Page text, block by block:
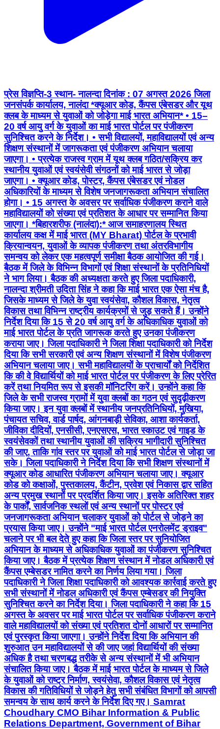
प्रेस विज्ञप्ति-3 स्थान- नालन्दा दिनांक : 07 अगस्त 2026 जिला
जनसंपर्क कार्यालय, नालंदा *क्यूआर कोड, कैंपस एंबेसडर और यूथ
क्लब के माध्यम से युवाओं को जोड़ेगा माई भारत अभियान* • 15–
20 वर्ष आयु वर्ग के युवाओं का माई भारत पोर्टल पर पंजीकरण
सुनिश्चित करने के निर्देश। • ⁠सभी विद्यालयों, महाविद्यालयों एवं अन्य
शिक्षण संस्थानों में जागरूकता एवं पंजीकरण अभियान चलाया
जाएगा। • ⁠प्रत्येक राजस्व ग्राम में यूथ क्लब गठित/सक्रिय कर
स्थानीय युवाओं एवं स्वयंसेवी संगठनों को माई भारत से जोड़ा
जाएगा। • ⁠क्यूआर कोड, पोस्टर, कैंपस एंबेसडर एवं नोडल
अधिकारियों के माध्यम से विशेष जनजागरूकता अभियान संचालित
होगा। • ⁠15 अगस्त के अवसर पर सर्वाधिक पंजीकरण कराने वाले
महाविद्यालयों को संख्या एवं प्रतिशत के आधार पर सम्मानित किया
जाएगा। *बिहारशरीफ (नालंदा):* आज समाहरणालय स्थित
कार्यालय कक्ष में माई भारत (MY Bharat) पोर्टल के प्रभावी
क्रियान्वयन, युवाओं के व्यापक पंजीकरण तथा अंतरविभागीय
समन्वय को लेकर एक महत्वपूर्ण समीक्षा बैठक आयोजित की गई।
बैठक में जिले के विभिन्न विभागों एवं शिक्षा संस्थानों के प्रतिनिधियों
ने भाग लिया। बैठक की अध्यक्षता करते हुए जिला पदाधिकारी,
नालन्दा श्रीमती उदिता सिंह ने कहा कि माई भारत एक ऐसा मंच है,
जिसके माध्यम से जिले के युवा स्वयंसेवा, कौशल विकास, नेतृत्व
विकास तथा विभिन्न राष्ट्रीय कार्यक्रमों से जुड़ सकते हैं। उन्होंने
निर्देश दिया कि 15 से 20 वर्ष आयु वर्ग के अधिकाधिक युवाओं को
माई भारत पोर्टल के प्रति जागरूक करते हुए उनका पंजीकरण
कराया जाए। जिला पदाधिकारी ने जिला शिक्षा पदाधिकारी को निर्देश
दिया कि सभी सरकारी एवं अन्य शिक्षण संस्थानों में विशेष पंजीकरण
अभियान चलाया जाए। सभी महाविद्यालयों के प्राचार्यों को निर्देशित
कि की वे विद्यार्थियों को माई भारत पोर्टल पर पंजीकरण के लिए प्रेरित
करें तथा नियमित रूप से इसकी मॉनिटरिंग करें। उन्होंने कहा कि
जिले के सभी राजस्व ग्रामों में युवा क्लबों का गठन एवं सुदृढ़ीकरण
किया जाए। इन युवा क्लबों में स्थानीय जनप्रतिनिधियों, मुखिया,
पंचायत सचिव, वार्ड पार्षद, आंगनबाड़ी सेविका, आशा कार्यकर्ता,
जीविका दीदियों, एनसीसी, एनएसएस, भारत स्काउट एवं गाइड के
स्वयंसेवकों तथा स्थानीय युवाओं की सक्रिय भागीदारी सुनिश्चित
की जाए, ताकि गांव स्तर पर युवाओं को माई भारत पोर्टल से जोड़ा जा
सके। जिला पदाधिकारी ने निर्देश दिया कि सभी शिक्षण संस्थानों में
क्यूआर कोड आधारित पंजीकरण अभियान चलाया जाए। क्यूआर
कोड को कक्षाओं, पुस्तकालय, कैंटीन, प्रवेश एवं निकास द्वार सहित
अन्य प्रमुख स्थानों पर प्रदर्शित किया जाए। इसके अतिरिक्त शहर
के पार्कों, सार्वजनिक स्थलों एवं अन्य स्थानों पर पोस्टर एवं
जनजागरूकता अभियान चलाकर युवाओं को पोर्टल से जोड़ने का
प्रयास किया जाए। उन्होंने "माई भारत पोर्टल एनरोलमेंट ड्राइव"
चलाने पर भी बल देते हुए कहा कि जिला स्तर पर सुनियोजित
अभियान के माध्यम से अधिकाधिक युवाओं का पंजीकरण सुनिश्चित
किया जाए। बैठक में प्रत्येक शिक्षण संस्थान में नोडल अधिकारी एवं
कैंपस एम्बेसडर नामित करने का निर्णय लिया गया। जिला
पदाधिकारी ने जिला शिक्षा पदाधिकारी को आवश्यक कार्रवाई करते हुए
सभी संस्थानों में नोडल अधिकारी एवं कैंपस एम्बेसडर की नियुक्ति
सुनिश्चित करने का निर्देश दिया। जिला पदाधिकारी ने कहा कि 15
अगस्त के अवसर पर माई भारत पोर्टल पर सर्वाधिक पंजीकरण कराने
वाले महाविद्यालयों को संख्या एवं प्रतिशत दोनों आधारों पर सम्मानित
एवं पुरस्कृत किया जाएगा। उन्होंने निर्देश दिया कि अभियान की
शुरुआत उन महाविद्यालयों से की जाए जहां विद्यार्थियों की संख्या
अधिक है तथा चरणबद्ध तरीके से अन्य संस्थानों में भी अभियान
संचालित किया जाए। बैठक में माई भारत पोर्टल के माध्यम से जिले
के युवाओं को राष्ट्र निर्माण, स्वयंसेवा, कौशल विकास एवं नेतृत्व
विकास की गतिविधियों से जोड़ने हेतु सभी संबंधित विभागों को आपसी
समन्वय के साथ कार्य करने के निर्देश दिए गए। Samrat
Choudhary CMO Bihar Information & Public
Relations Department, Government of Bihar